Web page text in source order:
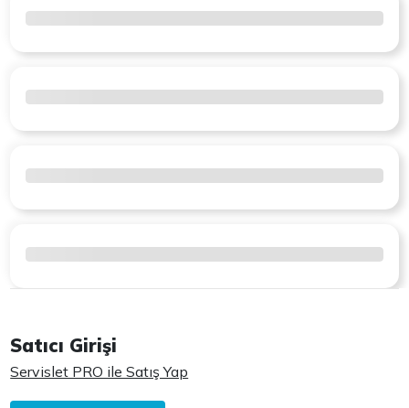
Satıcı Girişi
Servislet PRO ile Satış Yap